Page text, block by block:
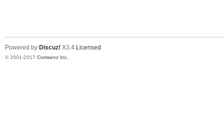
Powered by Discuz! X3.4 Licensed
© 2001-2017 Comsenz Inc.